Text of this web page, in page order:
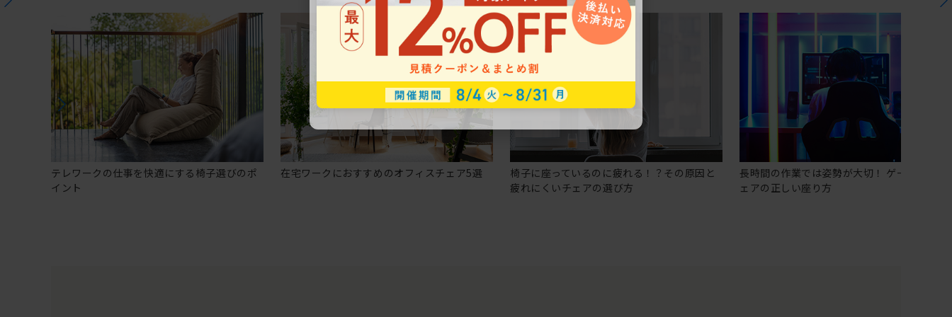
テレワークの仕事を快適にする椅子選びのポ
イント
在宅ワークにおすすめのオフィスチェア5選
椅子に座っているのに疲れる！？その原因と
疲れにくいチェアの選び方
長時間の作業では姿勢が大切！ ゲーミングチ
ェアの正しい座り方